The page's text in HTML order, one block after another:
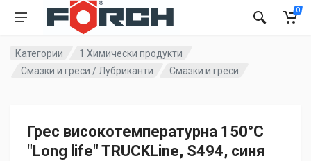
0
Категории
1 Химически продукти
Смазки и греси / Лубриканти
Смазки и греси
Грес високотемпературна 150°С
"Long life" TRUCKLine, S494, синя